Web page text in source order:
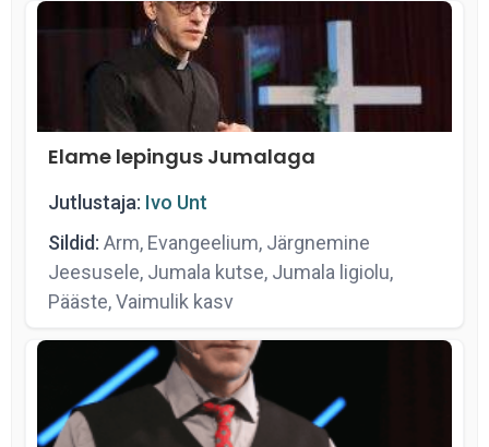
Elame lepingus Jumalaga
Jutlustaja: Ivo Unt
Sildid: Arm, Evangeelium, Järgnemine
Jeesusele, Jumala kutse, Jumala ligiolu,
Pääste, Vaimulik kasv